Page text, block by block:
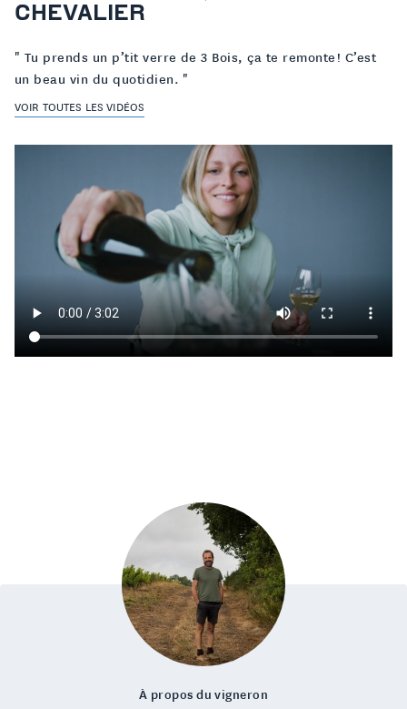
CHEVALIER
" Tu prends un p’tit verre de 3 Bois, ça te remonte ! C’est
un beau vin du quotidien. "
VOIR TOUTES LES VIDÉOS
À propos du vigneron